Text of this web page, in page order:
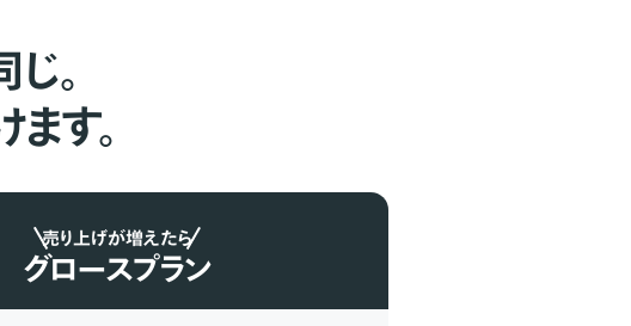
。
す。
売り上げが増えたら
グロースプラン